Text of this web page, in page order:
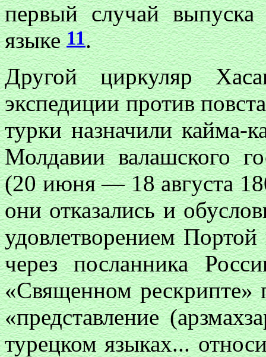
первый случай
языке11.
Другой циркуляр
экспедиции против
турки назначили кайма-
Молдавии валашского
(20 июня — 18 августа
они отказались и
удовлетворением
через посланника
«Священном рескрипте»
«представление
турецком языках...